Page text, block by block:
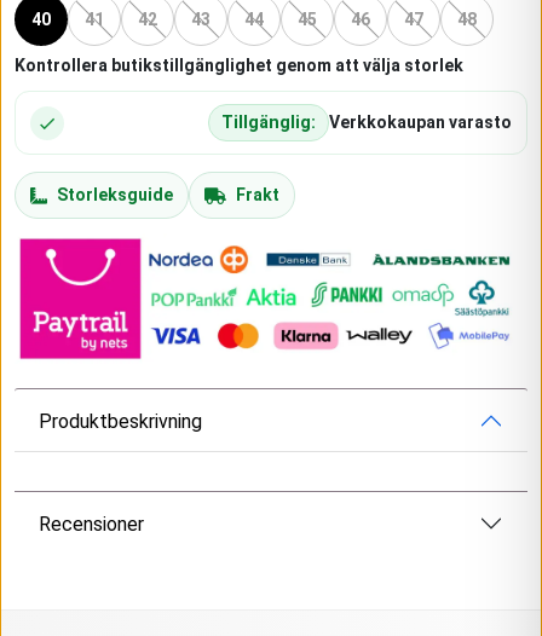
40 41 42 43 44 45 46 47 48
Kontrollera butikstillgänglighet genom att välja storlek
Tillgänglig: Verkkokaupan varasto
Storleksguide Frakt
Produktbeskrivning
Recensioner